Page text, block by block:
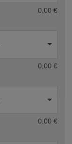
0,00 €
0,00 €
0,00 €